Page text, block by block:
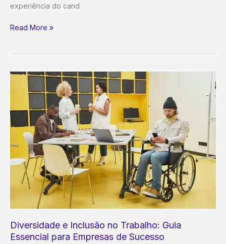
experiência do cand
Recrutamento
Alta
Performance:
Técnicas
Essenciais
para
Atrair
e
Reter
Talentos
Excepcionais
Read More »
Diversidade e Inclusão no Trabalho: Guia
Essencial para Empresas de Sucesso